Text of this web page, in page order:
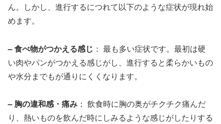
ん。しかし、進行するにつれて以下のような症状が現れ始
めます。
– 食べ物がつかえる感じ ： 最も多い症状です。最初は硬
い肉やパンがつかえる感じがし、進行すると柔らかいもの
や水分までもが通りにくくなります。
– 胸の違和感・痛み ： 飲食時に胸の奥がチクチク痛んだ
り、熱いものを飲んだ時にしみるような感じがしたりする